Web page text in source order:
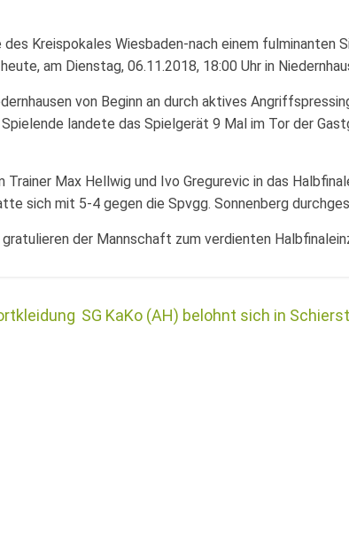
Kreispokales Wiesbaden-nach einem fulminanten
am Dienstag, 06.11.2018, 18:00 Uhr in
von Beginn an durch aktives
landete das Spielgerät 9 Mal im Tor der
Trainer Max Hellwig und Ivo Gregurevic in das
sich mit 5-4 gegen die Spvgg. Sonnenberg
der Mannschaft zum verdienten
SG KaKo (AH) belohnt sich in